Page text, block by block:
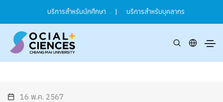
บริการสำหรับนักศึกษา | บริการสำหรับบุคลากร
16 พ.ค. 2567